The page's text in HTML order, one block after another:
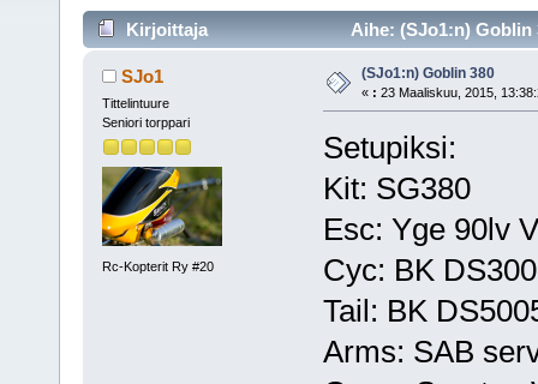
Kirjoittaja Aihe: (SJo1:n) Goblin
SJo1
Tittelintuure
Seniori torppari
Rc-Kopterit Ry #20
(SJo1:n) Goblin 380
« : 23 Maaliskuu, 2015,
Setupiksi:
Kit: SG380
Esc: Yge 90lv
Cyc: BK
Tail: BK
Arms: SAB